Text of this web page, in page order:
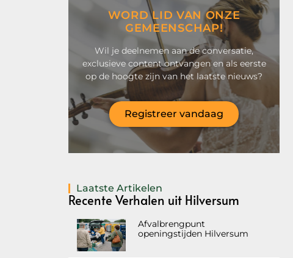
WORD LID VAN ONZE
GEMEENSCHAP!
Wil je deelnemen aan de conversatie,
exclusieve content ontvangen en als eerste
op de hoogte zijn van het laatste nieuws?
Registreer vandaag
Laatste Artikelen
Recente Verhalen uit Hilversum
Afvalbrengpunt
openingstijden Hilversum